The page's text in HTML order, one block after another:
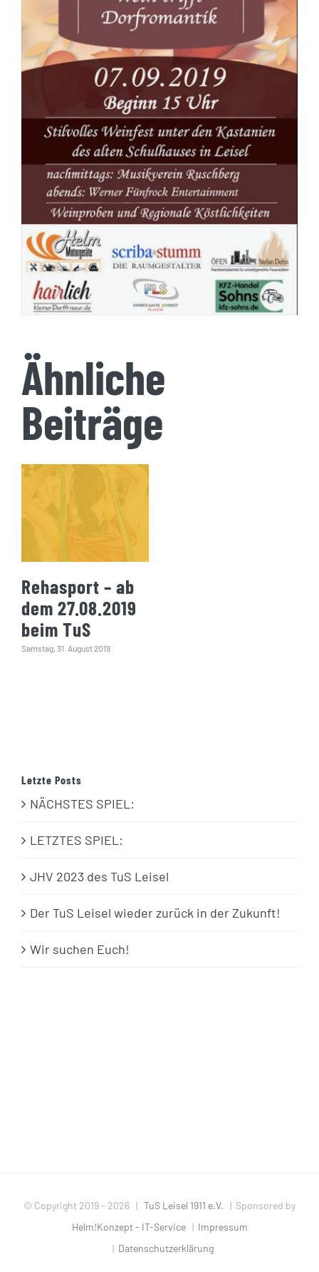
Ähnliche
Beiträge
Rehasport – ab
dem 27.08.2019
beim TuS
Samstag, 31. August 2019
Letzte Posts
NÄCHSTES SPIEL:
LETZTES SPIEL:
JHV 2023 des TuS Leisel
Der TuS Leisel wieder zurück in der Zukunft!
Wir suchen Euch!
© Copyright 2019 - 2026 | TuS Leisel 1911 e.V. | Sponsored by
Helm!Konzept - IT-Service| Impressum
| Datenschutzerklärung